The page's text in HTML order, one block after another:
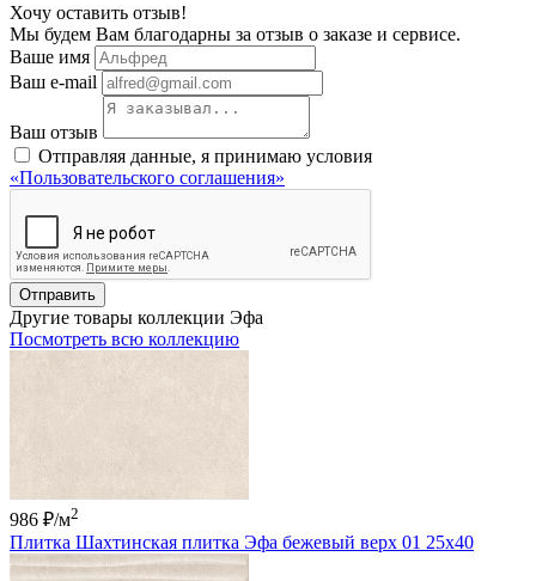
Хочу оставить отзыв!
Мы будем Вам благодарны за отзыв о заказе и сервисе.
Ваше имя
Ваш e-mail
Ваш отзыв
Отправляя данные, я принимаю условия
«Пользовательского соглашения»
Отправить
Другие товары коллекции Эфа
Посмотреть всю коллекцию
986 ₽/м2
Плитка Шахтинская плитка Эфа бежевый верх 01 25х40